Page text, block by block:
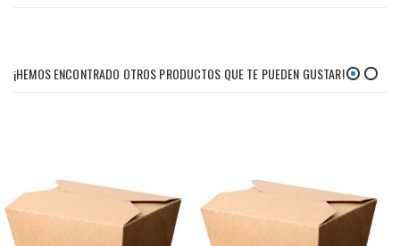
¡HEMOS ENCONTRADO OTROS PRODUCTOS QUE TE PUEDEN GUSTAR!